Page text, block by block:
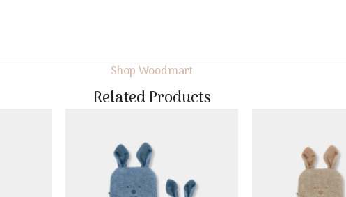
Shop Woodmart
Related Products